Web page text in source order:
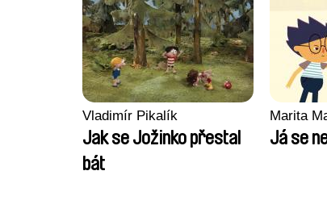
Vladimír Pikalík
Jak se Jožinko přestal
bát
Marita
Já se